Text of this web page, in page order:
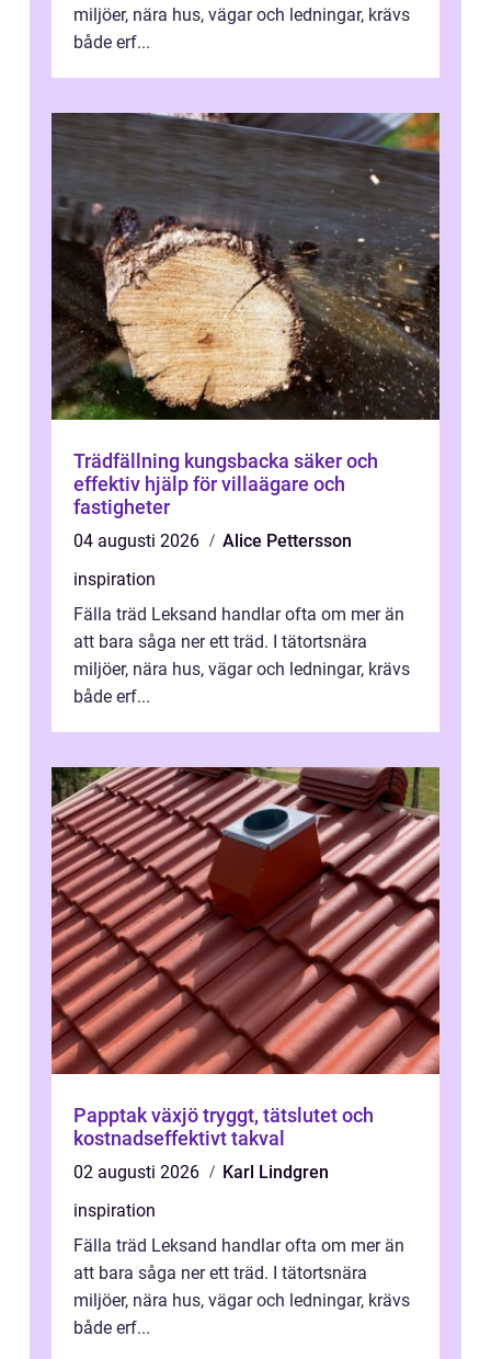
miljöer, nära hus, vägar och ledningar, krävs
både erf...
Trädfällning kungsbacka säker och
effektiv hjälp för villaägare och
fastigheter
04 augusti 2026
Alice Pettersson
inspiration
Fälla träd Leksand handlar ofta om mer än
att bara såga ner ett träd. I tätortsnära
miljöer, nära hus, vägar och ledningar, krävs
både erf...
Papptak växjö tryggt, tätslutet och
kostnadseffektivt takval
02 augusti 2026
Karl Lindgren
inspiration
Fälla träd Leksand handlar ofta om mer än
att bara såga ner ett träd. I tätortsnära
miljöer, nära hus, vägar och ledningar, krävs
både erf...